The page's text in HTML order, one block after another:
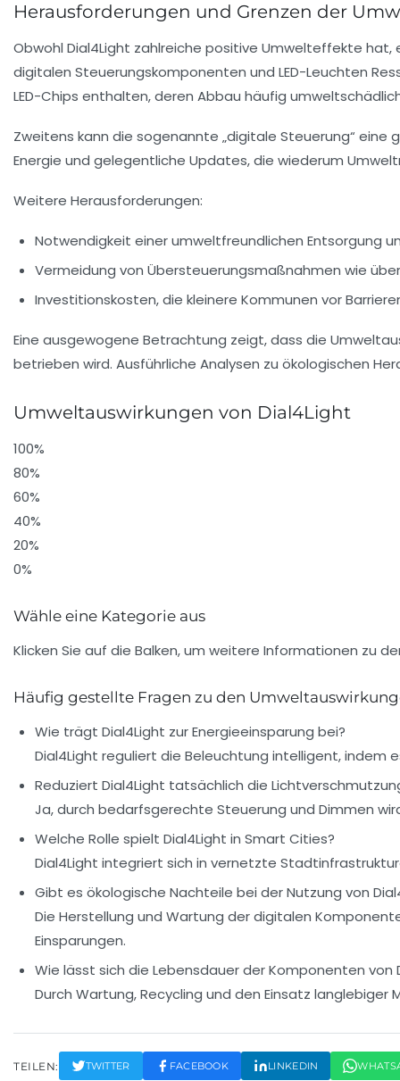
Herausforderungen und Grenzen der
Obwohl Dial4Light zahlreiche positive Umwelteffekte
digitalen Steuerungskomponenten und LED-Leuchten
LED-Chips enthalten, deren Abbau häufig
Zweitens kann die sogenannte „digitale Steuerung“
Energie und gelegentliche Updates, die wiederum
Weitere Herausforderungen:
Notwendigkeit einer umweltfreundlichen Entsorgung
Vermeidung von Übersteuerungsmaßnahmen wie
Investitionskosten, die kleinere Kommunen vor
Eine ausgewogene Betrachtung zeigt, dass die
betrieben wird. Ausführliche Analysen zu ökologischen
Umweltauswirkungen von Dial4Light
100%
80%
60%
40%
20%
0%
Wähle eine Kategorie aus
Klicken Sie auf die Balken, um weitere Informationen zu
Häufig gestellte Fragen zu den
Wie trägt Dial4Light zur Energieeinsparung bei?
Dial4Light reguliert die Beleuchtung intelligent, indem
Reduziert Dial4Light tatsächlich die
Ja, durch bedarfsgerechte Steuerung und Dimmen
Welche Rolle spielt Dial4Light in Smart Cities?
Dial4Light integriert sich in vernetzte
Gibt es ökologische Nachteile bei der Nutzung von
Die Herstellung und Wartung der digitalen
Einsparungen.
Wie lässt sich die Lebensdauer der Komponenten von
Durch Wartung, Recycling und den Einsatz
TEILEN: TWITTER FACEBOOK LINKEDIN